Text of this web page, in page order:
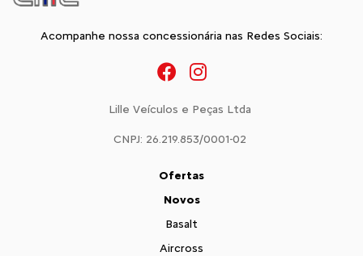
Acompanhe nossa concessionária nas Redes Sociais:
Lille Veículos e Peças Ltda
CNPJ: 26.219.853/0001-02
Ofertas
Novos
Basalt
Aircross